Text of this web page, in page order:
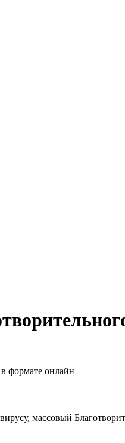
формате онлайн
массовый